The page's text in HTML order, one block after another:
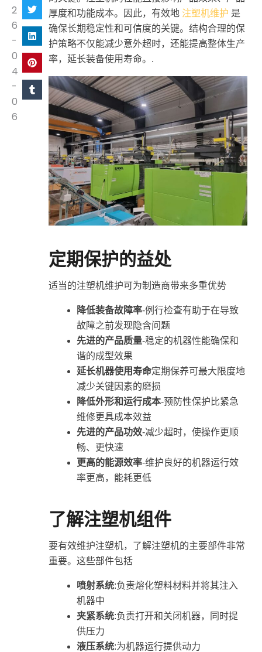
2
6
-
0
4
-
0
6
厚度和功能成本。因此，有效地 注塑机维护 是
确保长期稳定性和可信度的关键。结构合理的保
护策略不仅能减少意外超时，还能提高整体生产
率，延长装备使用寿命。.
定期保护的益处
适当的注塑机维护可为制造商带来多重优势
降低装备故障率-例行检查有助于在导致
故障之前发现隐含问题
先进的产品质量-稳定的机器性能确保和
谐的成型效果
延长机器使用寿命定期保养可最大限度地
减少关键因素的磨损
降低外形和运行成本-预防性保护比紧急
维修更具成本效益
先进的产品功效-减少超时，使操作更顺
畅、更快速
更高的能源效率-维护良好的机器运行效
率更高，能耗更低
了解注塑机组件
要有效维护注塑机，了解注塑机的主要部件非常
重要。这些部件包括
喷射系统:负责熔化塑料材料并将其注入
机器中
夹紧系统:负责打开和关闭机器，同时提
供压力
液压系统:为机器运行提供动力